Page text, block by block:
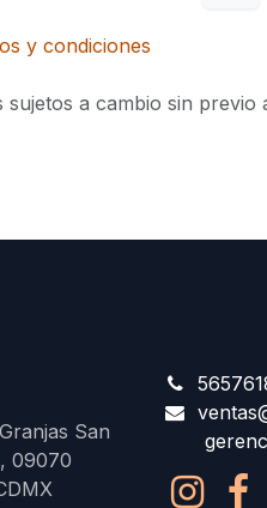
y condiciones
sujetos a cambio sin previo
San
09070